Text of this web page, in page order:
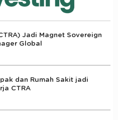
Jadi Magnet Sovereign
Global
dan Rumah Sakit jadi
CTRA